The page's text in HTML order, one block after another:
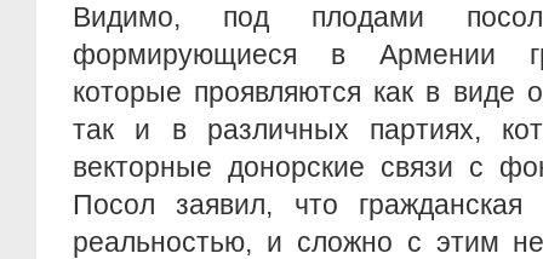
Видимо, под плодами
формирующиеся в Армении
которые проявляются как в виде
так и в различных партиях,
векторные донорские связи с
Посол заявил, что
реальностью, и сложно с этим